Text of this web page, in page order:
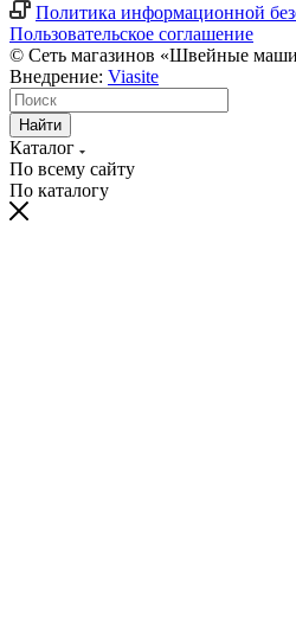
Политика информационной
Пользовательское соглашение
© Сеть магазинов «Швейные
Внедрение: Viasite
Найти
Каталог
По всему сайту
По каталогу